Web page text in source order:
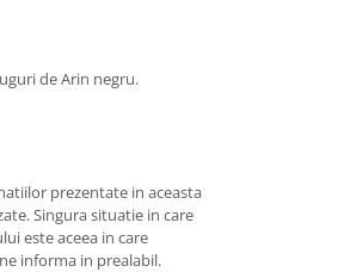
de Arin negru.
prezentate in aceasta
Singura situatie in care
este aceea in care
informa in prealabil.